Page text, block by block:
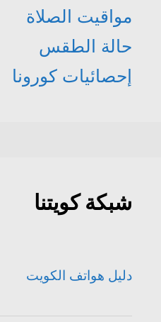
مواقيت الصلاة
حالة الطقس
إحصائيات كورونا
شبكة كويتنا
دليل هواتف الكويت